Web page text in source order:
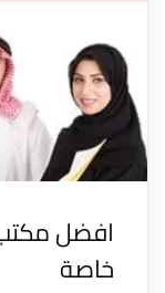
افضل مكتب
خاصة